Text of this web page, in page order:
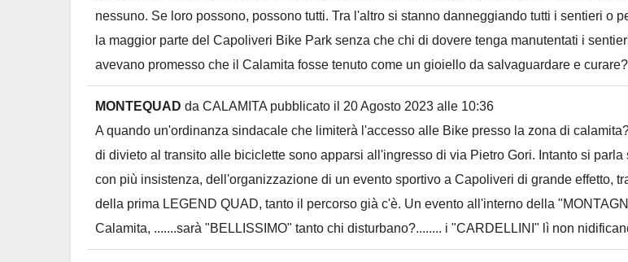
nessuno. Se loro possono, possono tutti. Tra l'altro si stanno danneggiando tutti i sentieri o
la maggior parte del Capoliveri Bike Park senza che chi di dovere tenga manutentati i
avevano promesso che il Calamita fosse tenuto come un gioiello da salvaguardare e curare?
MONTEQUAD da CALAMITA pubblicato il 20 Agosto 2023 alle 10:36
A quando un'ordinanza sindacale che limiterà l'accesso alle Bike presso la zona di
di divieto al transito alle biciclette sono apparsi all'ingresso di via Pietro Gori. Intanto si parla
con più insistenza, dell'organizzazione di un evento sportivo a Capoliveri di grande effetto,
della prima LEGEND QUAD, tanto il percorso già c'è. Un evento all'interno della
Calamita, .......sarà "BELLISSIMO" tanto chi disturbano?........ i "CARDELLINI" lì non